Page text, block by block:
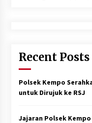
Recent Posts
Polsek Kempo
untuk Dirujuk ke RSJ
Jajaran Polsek Kempo